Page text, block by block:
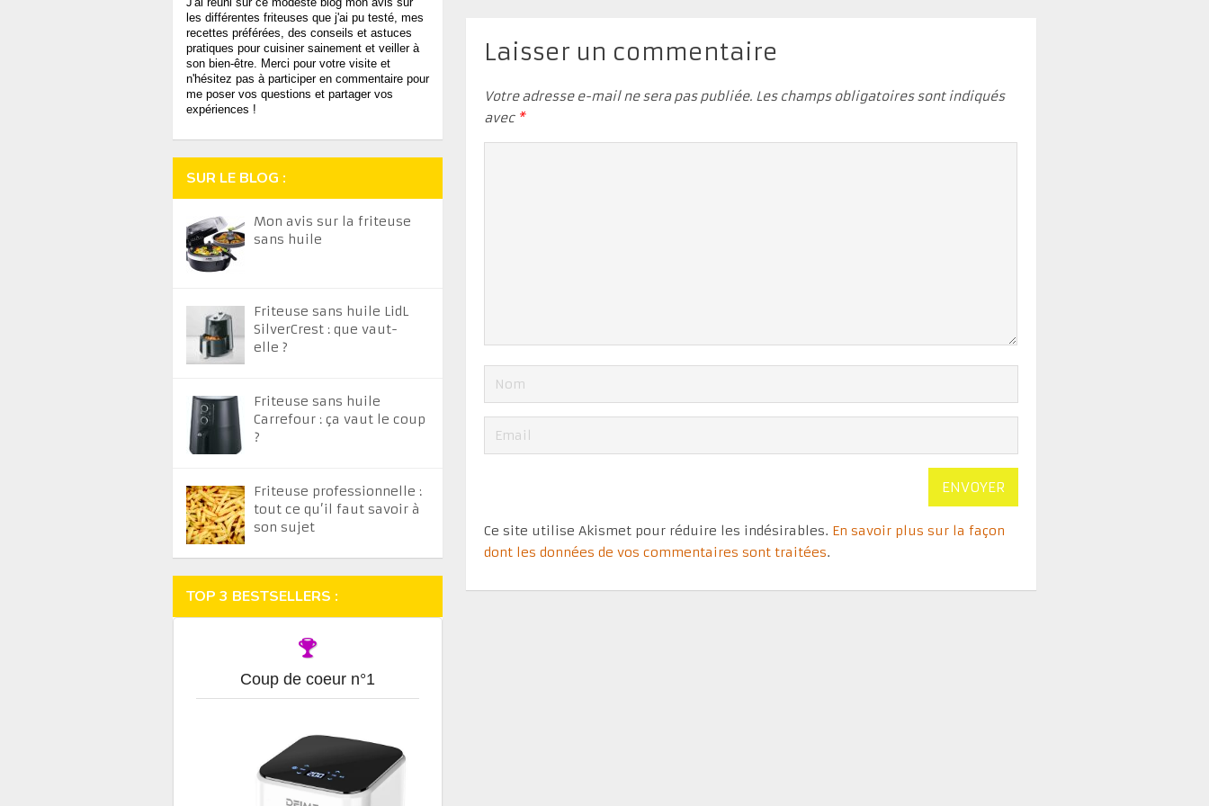
Laisser un commentaire
Votre adresse e-mail ne sera pas publiée. Les champs obligatoires sont indiqués
avec *
Ce site utilise Akismet pour réduire les indésirables. En savoir plus sur la façon
dont les données de vos commentaires sont traitées.
les différentes friteuses que j'ai pu testé, mes
recettes préférées, des conseils et astuces
pratiques pour cuisiner sainement et veiller à
son bien-être. Merci pour votre visite et
n'hésitez pas à participer en commentaire pour
me poser vos questions et partager vos
expériences !
SUR LE BLOG :
Mon avis sur la friteuse
sans huile
Friteuse sans huile LidL
SilverCrest : que vaut-
elle ?
Friteuse sans huile
Carrefour : ça vaut le coup
?
Friteuse professionnelle :
tout ce qu’il faut savoir à
son sujet
TOP 3 BESTSELLERS :
Coup de coeur n°1